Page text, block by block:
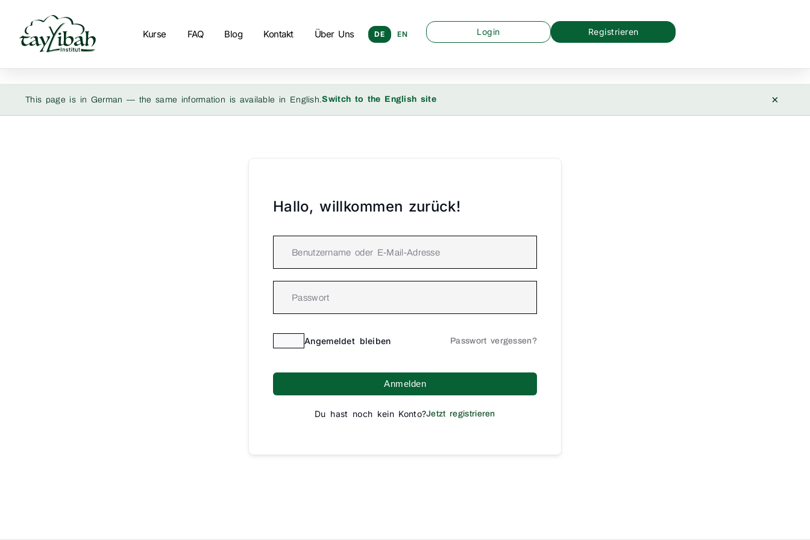
Kurse FAQ Blog Kontakt Über Uns DE EN Login Registrieren
This page is in German — the same information is available in English.Switch to the English site ×
Hallo, willkommen zurück!
Angemeldet bleiben Passwort vergessen?
Anmelden
Du hast noch kein Konto?Jetzt registrieren